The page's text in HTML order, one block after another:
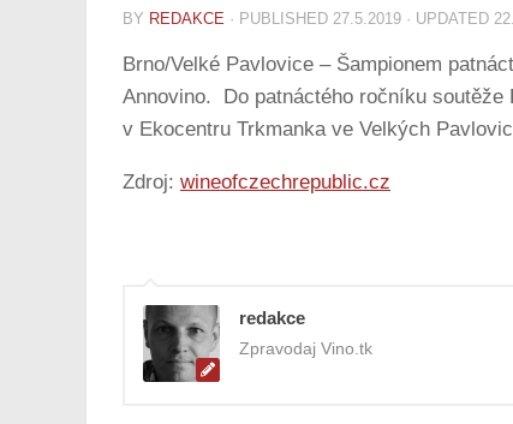
BY REDAKCE · PUBLISHED 27.5.2019 · UPDATED
Brno/Velké Pavlovice – Šampionem
Annovino. Do patnáctého ročníku soutěže
v Ekocentru Trkmanka ve Velkých
Zdroj: wineofczechrepublic.cz
redakce
Zpravodaj Vino.tk